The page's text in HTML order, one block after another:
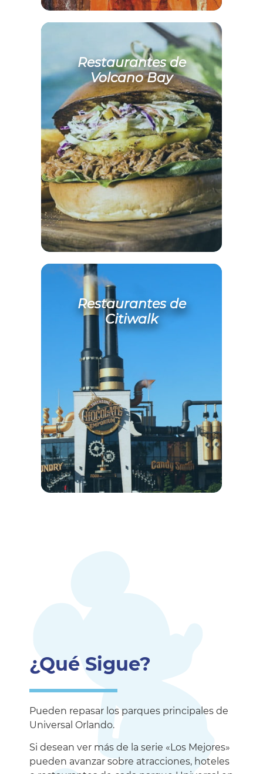
Restaurantes de
Volcano Bay
Restaurantes de
Citiwalk
¿Qué Sigue?
Pueden repasar los parques principales de
Universal Orlando.
Si desean ver más de la serie «Los Mejores»
pueden avanzar sobre atracciones, hoteles